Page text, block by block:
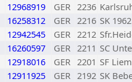
12968919 GER 2236
16258312 GER 2216 SK
12942545 GER 2212
16260597 GER 2211 SC
12918016 GER 2201 SF
12911925 GER 2192 SK